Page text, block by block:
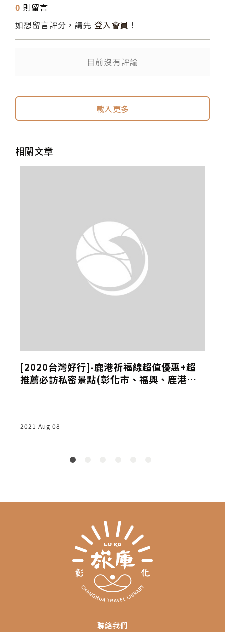
0 則留言
如想留言評分，請先 登入會員 ！
目前沒有評論
載入更多
相關文章
[2020台灣好行]-鹿港祈福線超值優惠+超
推薦必訪私密景點(彰化市、福興、鹿港景
點)
2021 Aug 08
聯絡我們